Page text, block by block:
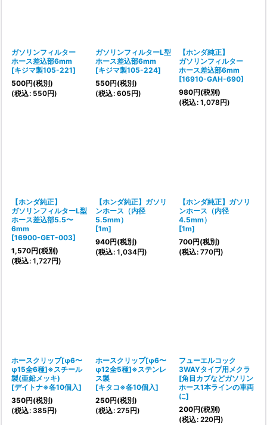
ガソリンフィルター
ホース差込部6mm
[キジマ製105-221]
500円(税別)
(税込: 550円)
ガソリンフィルターL型
ホース差込部6mm
[キジマ製105-224]
550円(税別)
(税込: 605円)
【ホンダ純正】
ガソリンフィルター
ホース差込部6mm
[16910-GAH-690]
980円(税別)
(税込: 1,078円)
【ホンダ純正】
ガソリンフィルターL型
ホース差込部5.5〜
6mm
[16900-GET-003]
1,570円(税別)
(税込: 1,727円)
【ホンダ純正】ガソリ
ンホース（内径
5.5mm）
[1m]
940円(税別)
(税込: 1,034円)
【ホンダ純正】ガソリ
ンホース（内径
4.5mm）
[1m]
700円(税別)
(税込: 770円)
ホースクリップ[φ6〜
φ15全6種]※スチール
製(亜鉛メッキ)
[デイトナ※各10個入]
350円(税別)
(税込: 385円)
ホースクリップ[φ6〜
φ12全5種]※ステンレ
ス製
[キタコ※各10個入]
250円(税別)
(税込: 275円)
フューエルコック
3WAYタイプ用メクラ
[角目カブなどガソリン
ホース1本ラインの車両
に]
200円(税別)
(税込: 220円)